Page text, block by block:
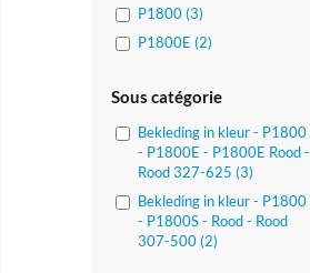
P1800 (3)
P1800E (2)
Sous catégorie
Bekleding in kleur - P1800
- P1800E - P1800E Rood -
Rood 327-625 (3)
Bekleding in kleur - P1800
- P1800S - Rood - Rood
307-500 (2)